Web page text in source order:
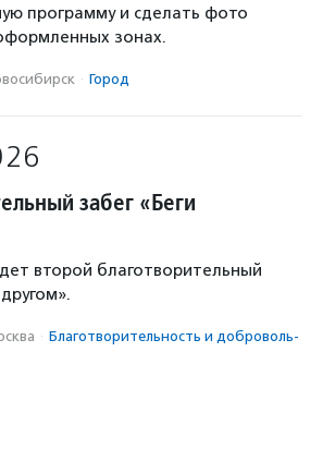
программу и сделать фото
зонах.
· Город
забег «Беги
второй благотворительный
· Благотвори­тель­ность и доброволь­